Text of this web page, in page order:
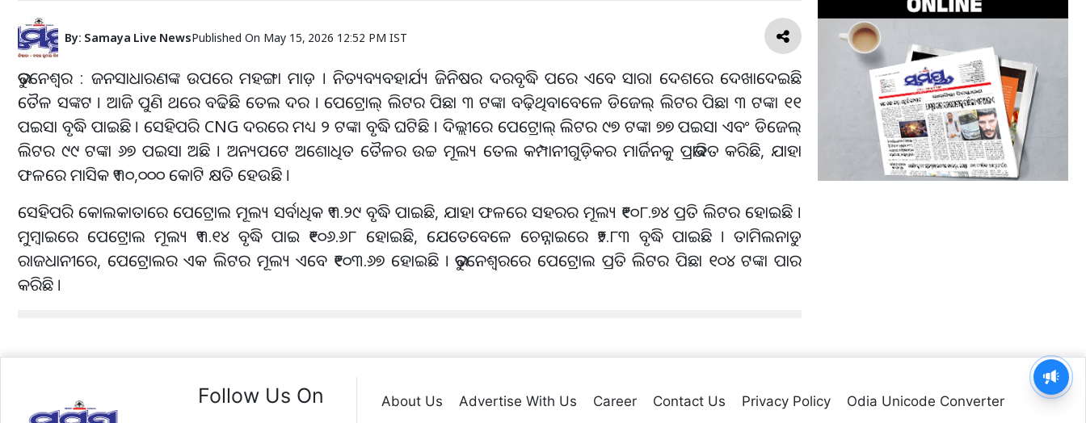
By: Samaya Live NewsPublished On May 15, 2026 12:52 PM IST
ଭୁବନେଶ୍ୱର : ଜନସାଧାରଣଙ୍କ ଉପରେ ମହଙ୍ଗା ମାଡ଼ । ନିତ୍ୟବ୍ୟବହାର୍ଯ୍ୟ ଜିନିଷର ଦରବୃଦ୍ଧି ପରେ ଏବେ ସାରା ଦେଶରେ ଦେଖାଦେଇଛି
ତୈଳ ସଙ୍କଟ । ଆଜି ପୁଣି ଥରେ ବଢିଛି ତେଲ ଦର । ପେଟ୍ରୋଲ୍ ଲିଟର ପିଛା ୩ ଟଙ୍କା ବଢ଼ିଥିବାବେଳେ ଡିଜେଲ୍ ଲିଟର ପିଛା ୩ ଟଙ୍କା ୧୧
ପଇସା ବୃଦ୍ଧି ପାଇଛି । ସେହିପରି CNG ଦରରେ ମଧ୍ୟ ୨ ଟଙ୍କା ବୃଦ୍ଧି ଘଟିଛି । ଦିଲ୍ଲୀରେ ପେଟ୍ରୋଲ୍ ଲିଟର ୯୭ ଟଙ୍କା ୭୭ ପଇସା ଏବଂ ଡିଜେଲ୍
ଲିଟର ୯୯ ଟଙ୍କା ୬୭ ପଇସା ଅଛି । ଅନ୍ୟପଟେ ଅଶୋଧିତ ତୈଳର ଉଚ୍ଚ ମୂଲ୍ୟ ତେଲ କମ୍ପାନୀଗୁଡ଼ିକର ମାର୍ଜିନକୁ ପ୍ରଭାବିତ କରିଛି, ଯାହା
ଫଳରେ ମାସିକ ₹୩୦,୦୦୦ କୋଟି କ୍ଷତି ହେଉଛି ।
ସେହିପରି କୋଲକାତାରେ ପେଟ୍ରୋଲ ମୂଲ୍ୟ ସର୍ବାଧିକ ₹୩.୨୯ ବୃଦ୍ଧି ପାଇଛି, ଯାହା ଫଳରେ ସହରର ମୂଲ୍ୟ ₹୧୦୮.୭୪ ପ୍ରତି ଲିଟର ହୋଇଛି ।
ମୁମ୍ବାଇରେ ପେଟ୍ରୋଲ ମୂଲ୍ୟ ₹୩.୧୪ ବୃଦ୍ଧି ପାଇ ₹୧୦୬.୬୮ ହୋଇଛି, ଯେତେବେଳେ ଚେନ୍ନାଇରେ ₹୨.୮୩ ବୃଦ୍ଧି ପାଇଛି । ତାମିଲନାଡୁ
ରାଜଧାନୀରେ, ପେଟ୍ରୋଲର ଏକ ଲିଟର ମୂଲ୍ୟ ଏବେ ₹୧୦୩.୬୭ ହୋଇଛି । ଭୁବନେଶ୍ଵରରେ ପେଟ୍ରୋଲ ପ୍ରତି ଲିଟର ପିଛା ୧୦୪ ଟଙ୍କା ପାର
କରିଛି ।
Follow Us On About Us Advertise With Us Career Contact Us Privacy Policy Odia Unicode Converter